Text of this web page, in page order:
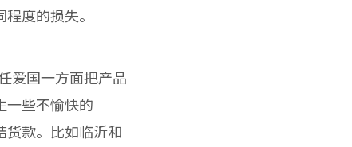
度的损失。
爱国一方面把产品
一些不愉快的
款。比如临沂和